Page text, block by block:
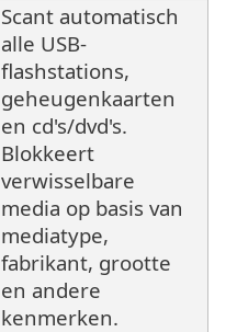
Scant automatisch
alle USB-
flashstations,
geheugenkaarten
en cd's/dvd's.
Blokkeert
verwisselbare
media op basis van
mediatype,
fabrikant, grootte
en andere
kenmerken.